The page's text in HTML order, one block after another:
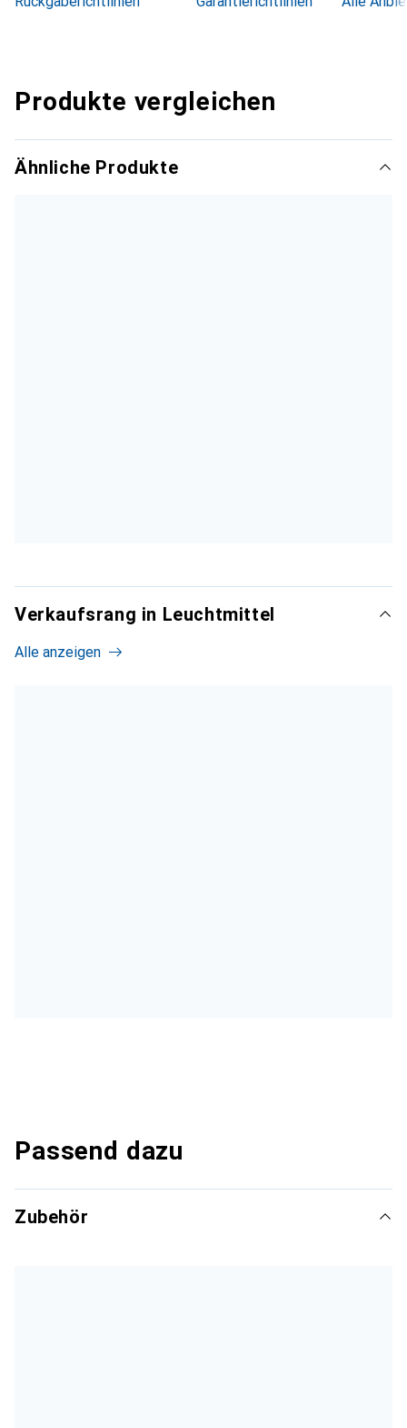
Produkte vergleichen
Ähnliche Produkte
Verkaufsrang in Leuchtmittel
Alle anzeigen
Passend dazu
Zubehör